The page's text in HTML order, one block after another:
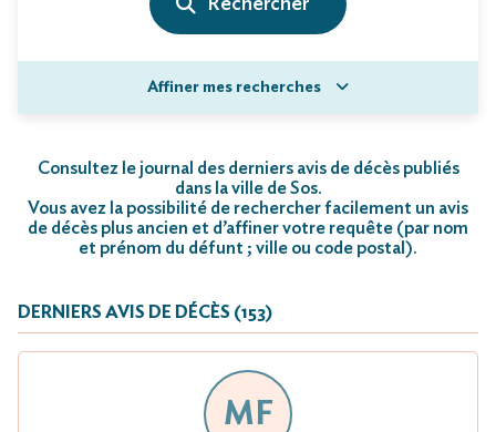
Affiner mes recherches
Consultez le journal des derniers avis de décès publiés
dans la ville de Sos.
Vous avez la possibilité de rechercher facilement un avis
de décès plus ancien et d’affiner votre requête (par nom
et prénom du défunt ; ville ou code postal).
DERNIERS AVIS DE DÉCÈS (153)
MF